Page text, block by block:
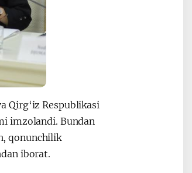
Qirg‘iz Respublikasi
imzolandi. Bundan
qonunchilik
iborat.